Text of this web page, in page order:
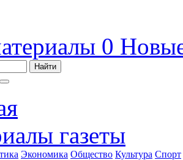
0
газеты
Экономика Общество Культура Спорт